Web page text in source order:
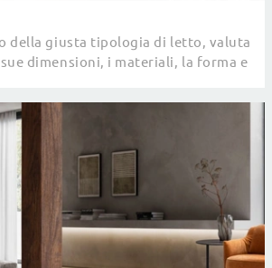
della giusta tipologia di letto, valuta
dimensioni, i materiali, la forma e